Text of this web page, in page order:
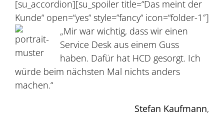
[su_accordion][su_spoiler title=“Das meint der
Kunde“ open=“yes“ style=“fancy“ icon=“folder-1″]
„Mir war wichtig, dass wir einen
Service Desk aus einem Guss
haben. Dafür hat HCD gesorgt. Ich
würde beim nächsten Mal nichts anders
machen.“
Stefan Kaufmann,